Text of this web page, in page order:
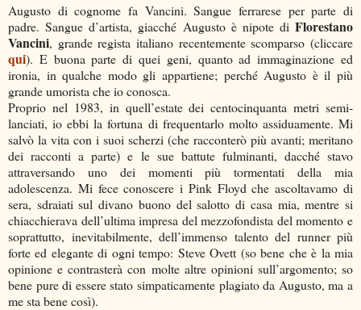
Augusto di cognome fa Vancini. Sangue ferrarese per parte di
padre. Sangue d’artista, giacché Augusto è nipote di Florestano
Vancini, grande regista italiano recentemente scomparso (cliccare
qui). E buona parte di quei geni, quanto ad immaginazione ed
ironia, in qualche modo gli appartiene; perché Augusto è il più
grande umorista che io conosca.
Proprio nel 1983, in quell’estate dei centocinquanta metri semi-
lanciati, io ebbi la fortuna di frequentarlo molto assiduamente. Mi
salvò la vita con i suoi scherzi (che racconterò più avanti; meritano
dei racconti a parte) e le sue battute fulminanti, dacché stavo
attraversando uno dei momenti più tormentati della mia
adolescenza. Mi fece conoscere i Pink Floyd che ascoltavamo di
sera, sdraiati sul divano buono del salotto di casa mia, mentre si
chiacchierava dell’ultima impresa del mezzofondista del momento e
soprattutto, inevitabilmente, dell’immenso talento del runner più
forte ed elegante di ogni tempo: Steve Ovett (so bene che è la mia
opinione e contrasterà con molte altre opinioni sull’argomento; so
bene pure di essere stato simpaticamente plagiato da Augusto, ma a
me sta bene così).